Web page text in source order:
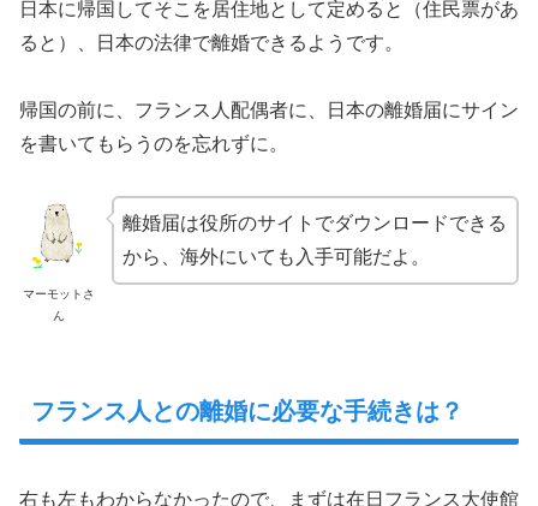
日本に帰国してそこを居住地として定めると（住民票があ
ると）、日本の法律で離婚できるようです。
帰国の前に、フランス人配偶者に、日本の離婚届にサイン
を書いてもらうのを忘れずに。
マーモットさ
ん
離婚届は役所のサイトでダウンロードできる
から、海外にいても入手可能だよ。
フランス人との離婚に必要な手続きは？
右も左もわからなかったので、まずは在日フランス大使館